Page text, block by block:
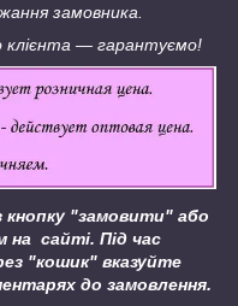
замовника.
клієнта — гарантуємо!
кнопку "замовити" або
на сайті. Під час
"кошик" вказуйте
до замовлення.